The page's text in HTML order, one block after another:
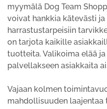
myymälä Dog Team
voivat hankkia kätevästi
harrastustarpeisiin
on tarjota kaikille
tuotteita. Valikoima elää
palvellakseen asiakkaita
Vajaan kolmen
mahdollisuuden